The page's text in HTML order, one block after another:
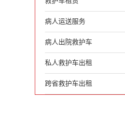
病人运送服务
病人出院救护车
私人救护车出租
跨省救护车出租